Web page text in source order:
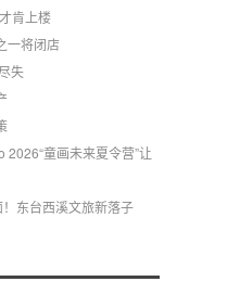
肯上楼
一将闭店
失
童画未来夏令营”让
！东台西溪文旅新落子